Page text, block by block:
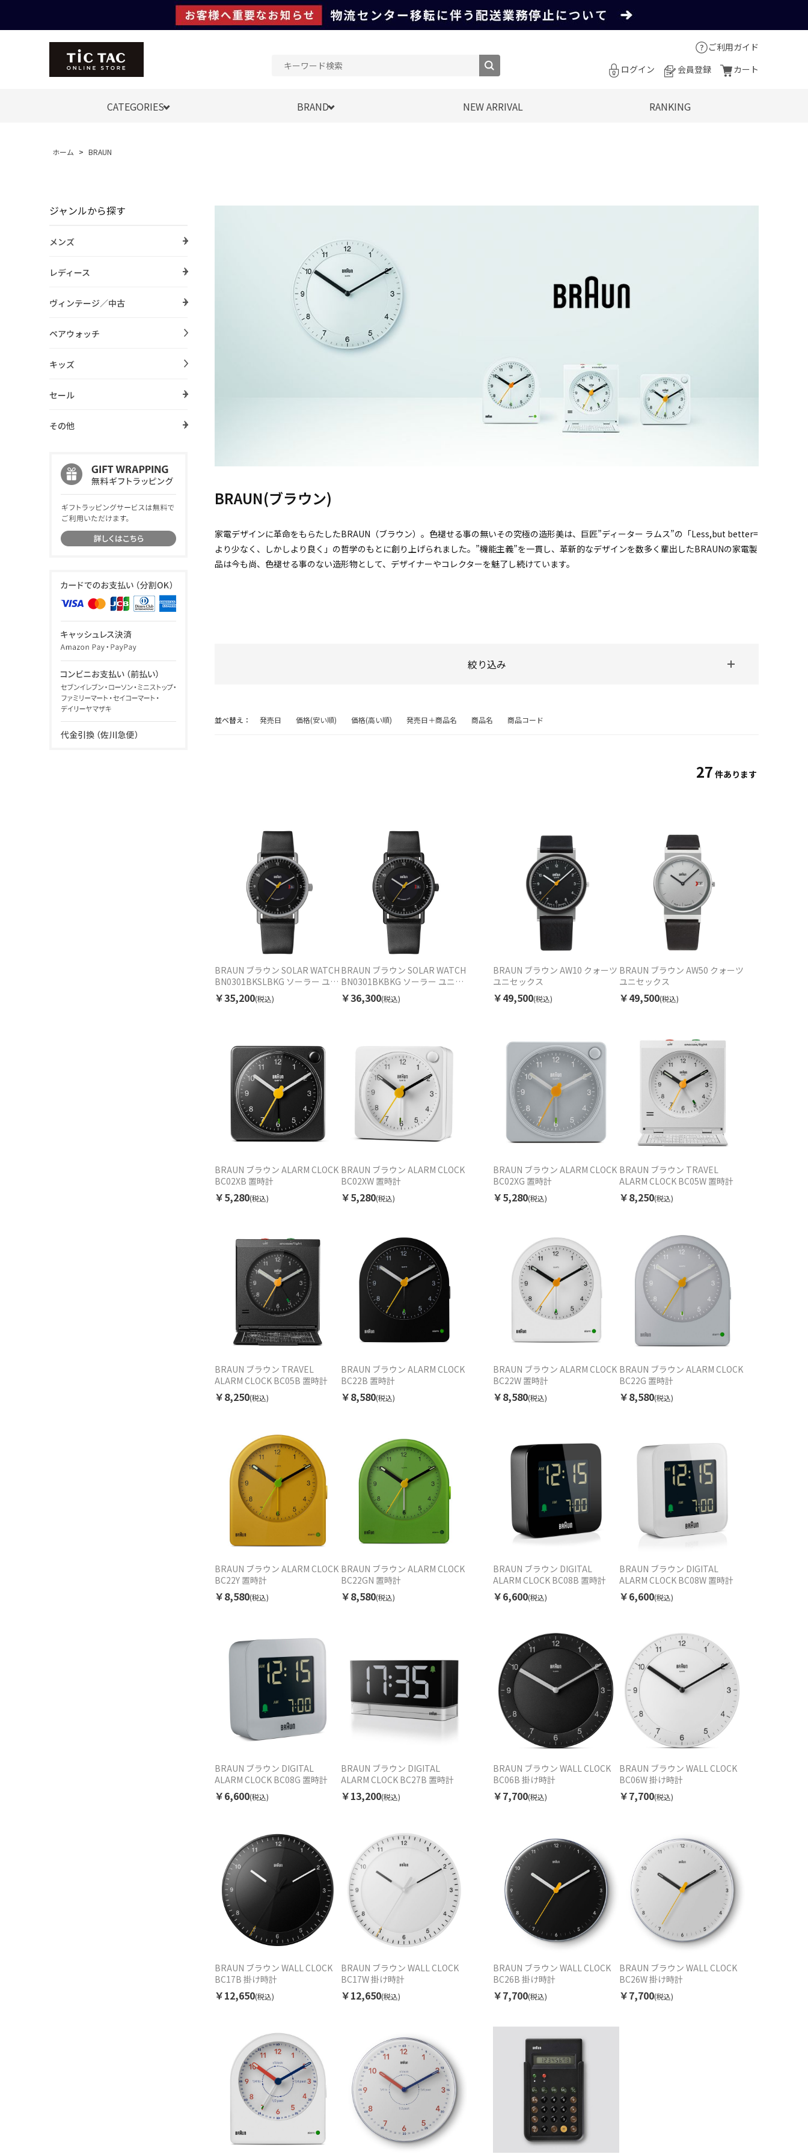
ご利用ガイド
ログイン
会員登録 カート
CATEGORIES BRAND NEW ARRIVAL RANKING
ホーム > BRAUN
ジャンルから探す
メンズ
レディース
ヴィンテージ／中古
ペアウォッチ
キッズ
セール
その他
BRAUN(ブラウン)
家電デザインに革命をもらたしたBRAUN（ブラウン）。色褪せる事の無いその究極の造形美は、巨匠”ディーター ラムス”の「Less,but better=
より少なく、しかしより良く」の哲学のもとに創り上げられました。”機能主義”を一貫し、革新的なデザインを数多く輩出したBRAUNの家電製
品は今も尚、色褪せる事のない造形物として、デザイナーやコレクターを魅了し続けています。
絞り込み
並べ替え： 発売日 価格(安い順) 価格(高い順) 発売日＋商品名 商品名 商品コード
27 件あります
BRAUN ブラウン SOLAR WATCH
BN0301BKSLBKG ソーラー ユニ
セックス
￥35,200(税込)
BRAUN ブラウン SOLAR WATCH
BN0301BKBKG ソーラー ユニセ
ックス
￥36,300(税込)
BRAUN ブラウン AW10 クォーツ
ユニセックス
￥49,500(税込)
BRAUN ブラウン AW50 クォーツ
ユニセックス
￥49,500(税込)
BRAUN ブラウン ALARM CLOCK
BC02XB 置時計
￥5,280(税込)
BRAUN ブラウン ALARM CLOCK
BC02XW 置時計
￥5,280(税込)
BRAUN ブラウン ALARM CLOCK
BC02XG 置時計
￥5,280(税込)
BRAUN ブラウン TRAVEL
ALARM CLOCK BC05W 置時計
￥8,250(税込)
BRAUN ブラウン TRAVEL
ALARM CLOCK BC05B 置時計
￥8,250(税込)
BRAUN ブラウン ALARM CLOCK
BC22B 置時計
￥8,580(税込)
BRAUN ブラウン ALARM CLOCK
BC22W 置時計
￥8,580(税込)
BRAUN ブラウン ALARM CLOCK
BC22G 置時計
￥8,580(税込)
BRAUN ブラウン ALARM CLOCK
BC22Y 置時計
￥8,580(税込)
BRAUN ブラウン ALARM CLOCK
BC22GN 置時計
￥8,580(税込)
BRAUN ブラウン DIGITAL
ALARM CLOCK BC08B 置時計
￥6,600(税込)
BRAUN ブラウン DIGITAL
ALARM CLOCK BC08W 置時計
￥6,600(税込)
BRAUN ブラウン DIGITAL
ALARM CLOCK BC08G 置時計
￥6,600(税込)
BRAUN ブラウン DIGITAL
ALARM CLOCK BC27B 置時計
￥13,200(税込)
BRAUN ブラウン WALL CLOCK
BC06B 掛け時計
￥7,700(税込)
BRAUN ブラウン WALL CLOCK
BC06W 掛け時計
￥7,700(税込)
BRAUN ブラウン WALL CLOCK
BC17B 掛け時計
￥12,650(税込)
BRAUN ブラウン WALL CLOCK
BC17W 掛け時計
￥12,650(税込)
BRAUN ブラウン WALL CLOCK
BC26B 掛け時計
￥7,700(税込)
BRAUN ブラウン WALL CLOCK
BC26W 掛け時計
￥7,700(税込)